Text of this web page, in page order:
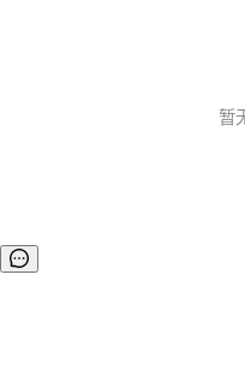
暂